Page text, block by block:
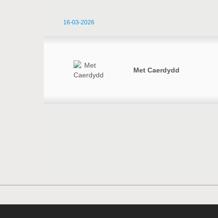
16-03-2026
Met Caerdydd